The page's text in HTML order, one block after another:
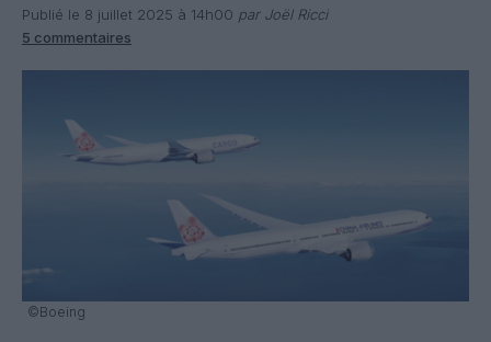
Publié le 8 juillet 2025 à 14h00 par Joël Ricci
5 commentaires
©Boeing